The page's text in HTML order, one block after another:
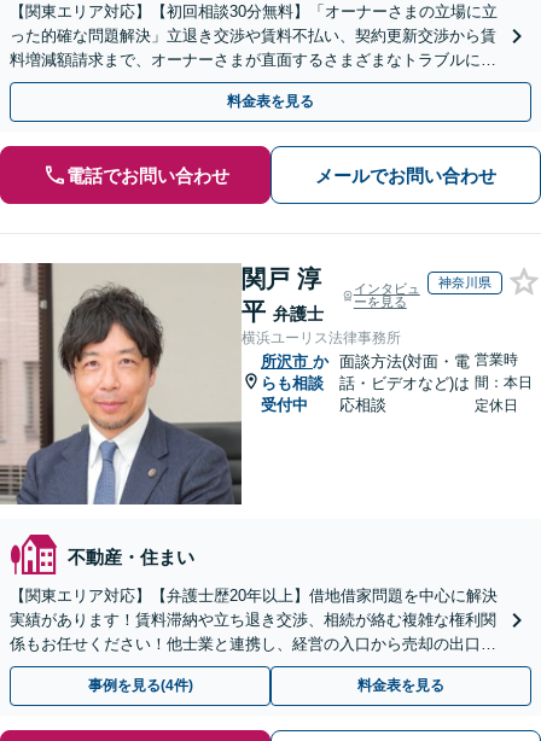
【関東エリア対応】【初回相談30分無料】「オーナーさまの立場に立
った的確な問題解決」立退き交渉や賃料不払い、契約更新交渉から賃
料増減額請求まで、オーナーさまが直面するさまざまなトラブルに対
応「不動産鑑定士・司法書士と連携」【休日相談可】
料金表を見る
電話でお問い合わせ メールでお問い合わせ
関戸 淳
平 弁護士
インタビュ
ーを見る
神奈川県
横浜ユーリス法律事務所
所沢市 か
らも相談
受付中
面談方法(対面・電
話・ビデオなど)は
応相談
営業時
間：本日
定休日
不動産・住まい
【関東エリア対応】【弁護士歴20年以上】借地借家問題を中心に解決
実績があります！賃料滞納や立ち退き交渉、相続が絡む複雑な権利関
係もお任せください！他士業と連携し、経営の入口から売却の出口ま
で一貫サポート【夜間や休日相談も対応可能】
事例を見る(4件) 料金表を見る